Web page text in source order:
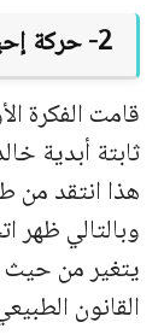
2- حركة إحياء القانون الطبيعي:
قامت الفكرة
ثابتة أبدية
هذا انتقد من
وبالتالي ظهر
يتغير من حيث
القانون